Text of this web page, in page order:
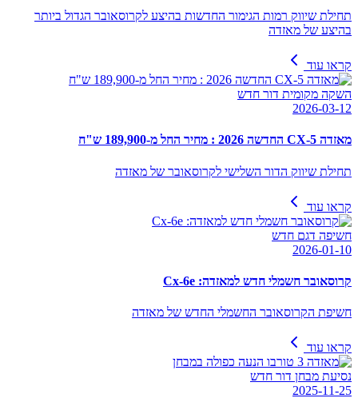
תחילת שיווק רמות הגימור החדשות בהיצע לקרוסאובר הגדול ביותר
בהיצע של מאזדה
קראו עוד
השקה מקומית דור חדש
2026-03-12
מאזדה CX-5 החדשה 2026 : מחיר החל מ-189,900 ש"ח
תחילת שיווק הדור השלישי לקרוסאובר של מאזדה
קראו עוד
חשיפה דגם חדש
2026-01-10
קרוסאובר חשמלי חדש למאזדה: Cx-6e
חשיפת הקרוסאובר החשמלי החדש של מאזדה
קראו עוד
נסיעת מבחן דור חדש
2025-11-25